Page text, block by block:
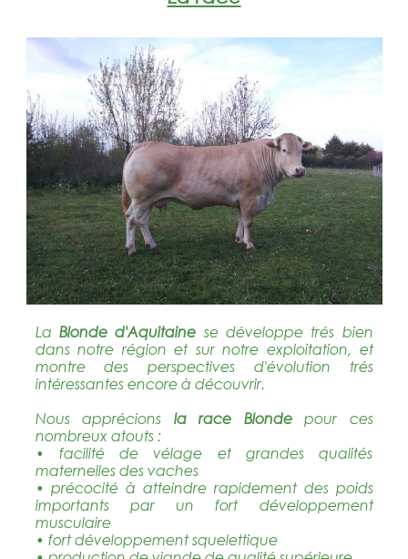
La Blonde d'Aquitaine se développe trés bien
dans notre région et sur notre exploitation, et
montre des perspectives d'évolution trés
intéressantes encore à découvrir.
Nous apprécions la race Blondepour ces
nombreux atouts :
• facilité de vélage et grandes qualités
maternelles des vaches
• précocité à atteindre rapidement des poids
importants par un fort développement
musculaire
• fort développement squelettique